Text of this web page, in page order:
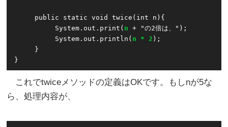
     public static void twice(int n){
          System.out.print(
n + "の2倍は、");
          System.out.println(
n * 2 );
     }
}
これでtwiceメソッドの定義はOKです。もしnが5な
ら、処理内容が、